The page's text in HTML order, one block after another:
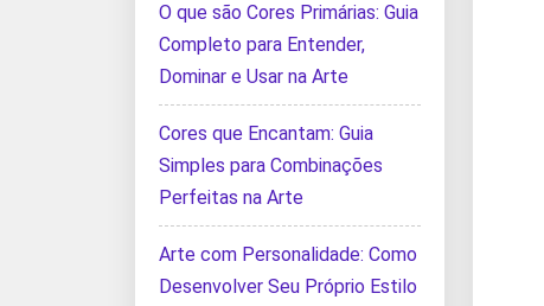
O que são Cores Primárias: Guia
Completo para Entender,
Dominar e Usar na Arte
Cores que Encantam: Guia
Simples para Combinações
Perfeitas na Arte
Arte com Personalidade: Como
Desenvolver Seu Próprio Estilo